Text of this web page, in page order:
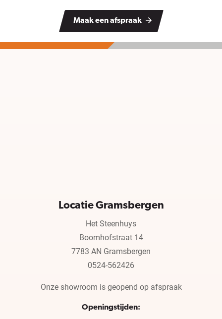
Maak een afspraak
Locatie Gramsbergen
Het Steenhuys
Boomhofstraat 14
7783 AN Gramsbergen
0524-562426
Onze showroom is geopend op afspraak
Openingstijden: